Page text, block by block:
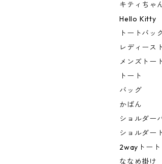
キティちゃ
Hello Kitty
トートバッ
レディース
メンズトー
トート
バッグ
かばん
ショルダー
ショルダー
2wayトート
ななめ掛け